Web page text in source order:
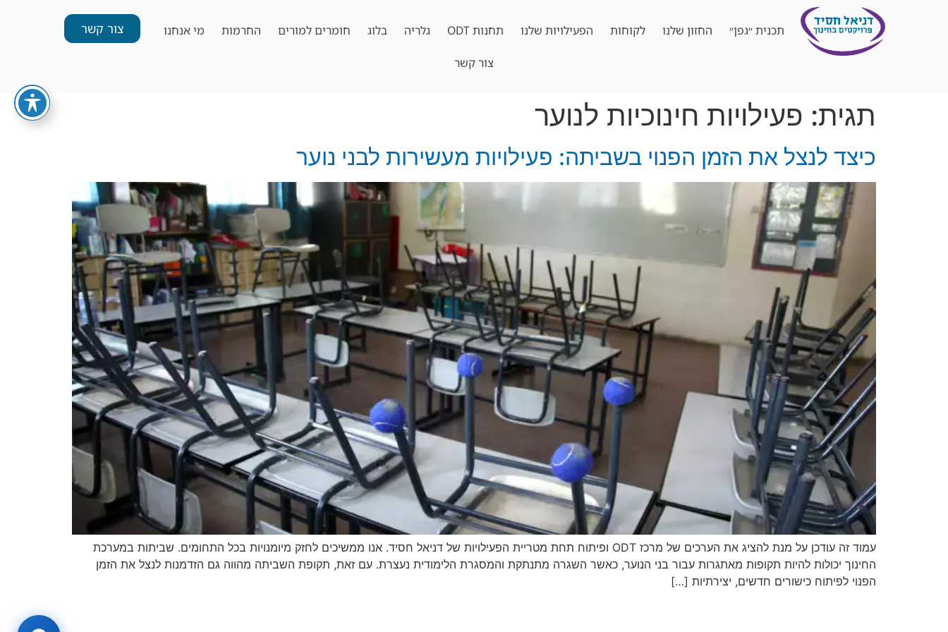
תכנית ״גפן״ החזון שלנו לקוחות הפעילויות שלנו תחנות ODT גלריה בלוג חומרים למורים החרמות מי אנחנו
צור קשר
צור קשר
תגית: פעילויות חינוכיות לנוער
כיצד לנצל את הזמן הפנוי בשביתה: פעילויות מעשירות לבני נוער
עמוד זה עודכן על מנת להציג את הערכים של מרכז ODT ופיתוח תחת מטריית הפעילויות של דניאל חסיד. אנו ממשיכים לחזק מיומנויות בכל התחומים. שביתות במערכת
החינוך יכולות להיות תקופות מאתגרות עבור בני הנוער, כאשר השגרה מתנתקת והמסגרת הלימודית נעצרת. עם זאת, תקופת השביתה מהווה גם הזדמנות לנצל את הזמן
הפנוי לפיתוח כישורים חדשים, יצירתיות […]